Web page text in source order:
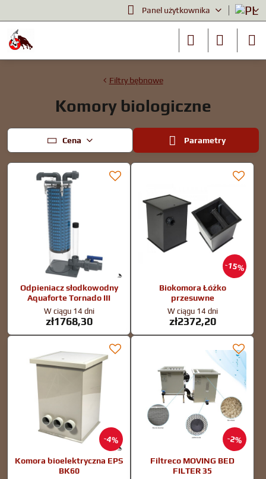
Panel użytkownika
Filtry bębnowe
Komory biologiczne
Cena Parametry
Odpieniacz słodkowodny
Aquaforte Tornado III
W ciągu 14 dni
zł1768,30
15%
Biokomora Łóżko
przesuwne
W ciągu 14 dni
zł2372,20
4%
Komora bioelektryczna EPS
BK60
2%
Filtreco MOVING BED
FILTER 35